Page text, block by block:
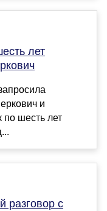
лет
и
по шесть лет
разговор с